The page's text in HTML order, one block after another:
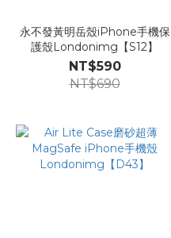
永不發黃明岳殼iPhone手機保
護殼Londonimg【S12】
NT$590
NT$690